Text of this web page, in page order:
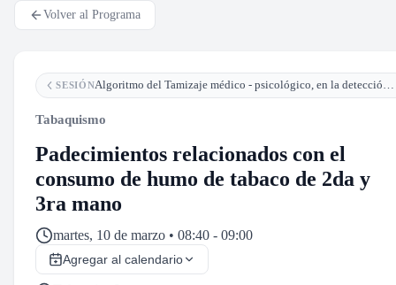
Volver al Programa
SESIÓN Algoritmo del Tamizaje médico - psicológico, en la detección temprana de enfermedades por el consumo de tabaco y otros productos de nicotina
Tabaquismo
Padecimientos relacionados con el
consumo de humo de tabaco de 2da y
3ra mano
martes, 10 de marzo • 08:40 - 09:00
Agregar al calendario